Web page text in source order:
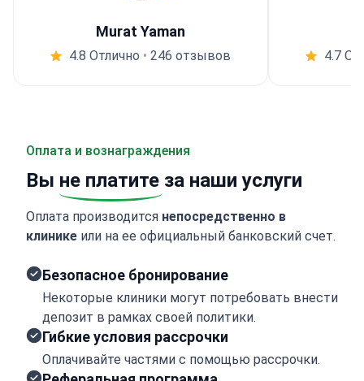
Murat Yaman
4.8 Отлично • 246 отзывов 4.7
Оплата и вознаграждения
Вы не платите за наши услуги
Оплата производится непосредственно в
клинике или на ее официальный банковский счет.
Безопасное бронирование
Некоторые клиники могут потребовать внести
депозит в рамках своей политики.
Гибкие условия рассрочки
Оплачивайте частями с помощью рассрочки.